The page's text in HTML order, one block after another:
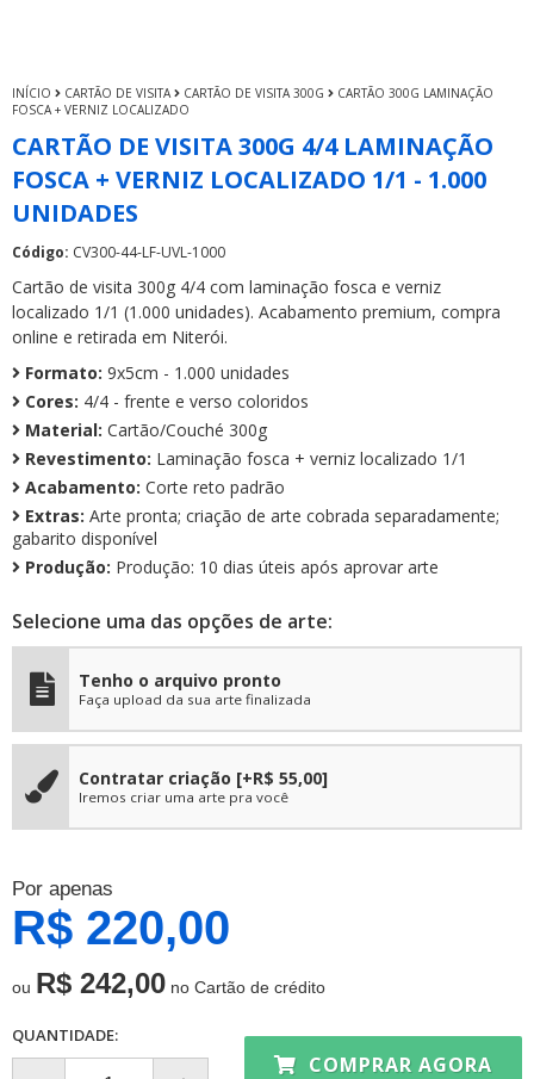
INÍCIO CARTÃO DE VISITA CARTÃO DE VISITA 300G
CARTÃO 300G LAMINAÇÃO
FOSCA + VERNIZ LOCALIZADO
CARTÃO DE VISITA 300G 4/4 LAMINAÇÃO
FOSCA + VERNIZ LOCALIZADO 1/1 - 1.000
UNIDADES
Código: CV300-44-LF-UVL-1000
Cartão de visita 300g 4/4 com laminação fosca e verniz
localizado 1/1 (1.000 unidades). Acabamento premium, compra
online e retirada em Niterói.
Formato: 9x5cm - 1.000 unidades
Cores: 4/4 - frente e verso coloridos
Material: Cartão/Couché 300g
Revestimento: Laminação fosca + verniz localizado 1/1
Acabamento: Corte reto padrão
Extras: Arte pronta; criação de arte cobrada separadamente;
gabarito disponível
Produção: Produção: 10 dias úteis após aprovar arte
Selecione uma das opções de arte:
Tenho o arquivo pronto
Faça upload da sua arte finalizada
Contratar criação [+R$ 55,00]
Iremos criar uma arte pra você
Por apenas
R$ 220,00
ou R$ 242,00 no Cartão de crédito
QUANTIDADE:
COMPRAR AGORA